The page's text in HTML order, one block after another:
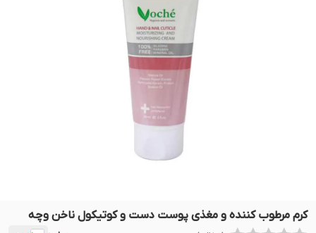
کرم مرطوب کننده و مغذی پوست دست و کوتیکول ناخن وچه